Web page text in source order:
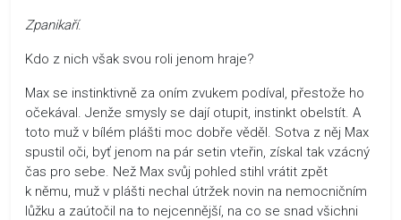
Zpanikaří.
Kdo z nich však svou roli jenom hraje?
Max se instinktivně za oním zvukem podíval, přestože ho
očekával. Jenže smysly se dají otupit, instinkt obelstít. A
toto muž v bílém plášti moc dobře věděl. Sotva z něj Max
spustil oči, byť jenom na pár setin vteřin, získal tak vzácný
čas pro sebe. Než Max svůj pohled stihl vrátit zpět
k němu, muž v plášti nechal útržek novin na nemocničním
lůžku a zaútočil na to nejcennější, na co se snad všichni